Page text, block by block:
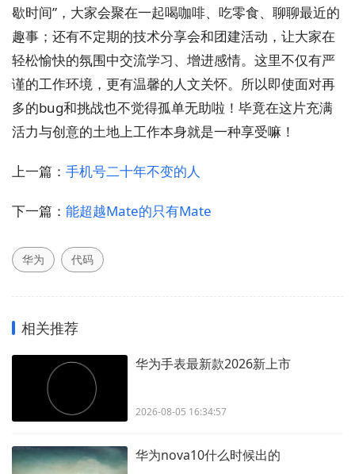
歇时间”，大家会聚在一起喝咖啡、吃零食、聊聊最近的
趣事；还有不定期的技术分享会和团建活动，让大家在
轻松愉快的氛围中交流学习、增进感情。这里不仅有严
谨的工作环境，更有温馨的人文关怀。所以即使面对再
多的bug和挑战也不觉得孤单无助啦！毕竟在这片充满
活力与创意的土地上工作本身就是一种享受嘛！
上一篇： 手机号二十年不变的人
下一篇： 能超越Mate的只有Mate
华为 代码
相关推荐
华为手表最新款2026新上市
2026-08-05 16:34:57
华为nova10什么时候出的